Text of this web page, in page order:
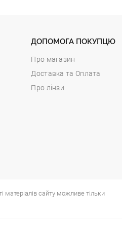
ДОПОМОГА ПОКУПЦЮ
Про магазин
Доставка та Оплата
Про лінзи
матеріалів сайту можливе тільки